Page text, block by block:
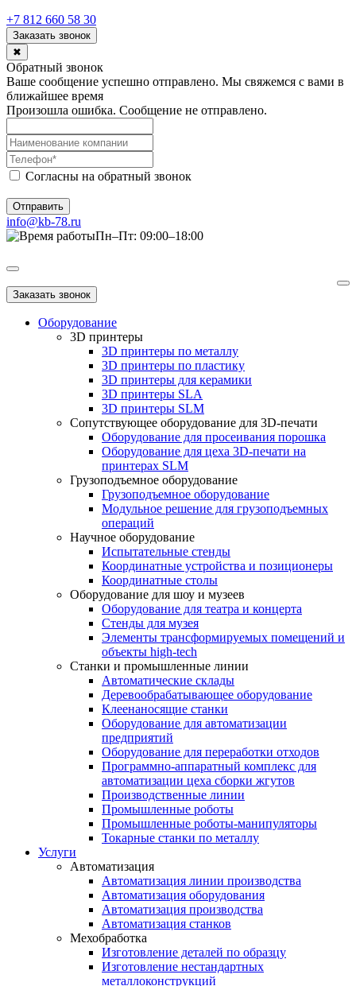
+7 812 660 58 30
Заказать звонок
✖
Обратный звонок
Ваше сообщение успешно отправлено. Мы свяжемся с вами в
ближайшее время
Произошла ошибка. Сообщение не отправлено.
Согласны на обратный звонок
Отправить
info@kb-78.ru
Пн–Пт: 09:00–18:00
Заказать звонок
Оборудование
3D принтеры
3D принтеры по металлу
3D принтеры по пластику
3D принтеры для керамики
3D принтеры SLA
3D принтеры SLM
Сопутствующее оборудование для 3D-печати
Оборудование для просеивания порошка
Оборудование для цеха 3D-печати на
принтерах SLM
Грузоподъемное оборудование
Грузоподъемное оборудование
Модульное решение для грузоподъемных
операций
Научное оборудование
Испытательные стенды
Координатные устройства и позиционеры
Координатные столы
Оборудование для шоу и музеев
Оборудование для театра и концерта
Стенды для музея
Элементы трансформируемых помещений и
объекты high-tech
Станки и промышленные линии
Автоматические склады
Деревообрабатывающее оборудование
Клеенаносящие станки
Оборудование для автоматизации
предприятий
Оборудование для переработки отходов
Программно-аппаратный комплекс для
автоматизации цеха сборки жгутов
Производственные линии
Промышленные роботы
Промышленные роботы-манипуляторы
Токарные станки по металлу
Услуги
Автоматизация
Автоматизация линии производства
Автоматизация оборудования
Автоматизация производства
Автоматизация станков
Мехобработка
Изготовление деталей по образцу
Изготовление нестандартных
металлоконструкций